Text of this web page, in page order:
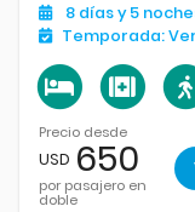
perfecta entre
8 díasy 5
Temporada:
Precio desde
USD 650
por pasajero en
doble